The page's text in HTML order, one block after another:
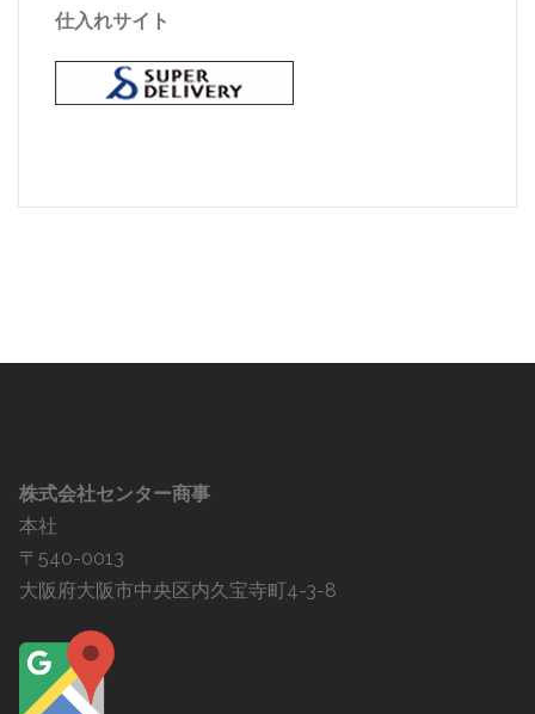
仕入れサイト
株式会社センター商事
本社
〒540-0013
大阪府大阪市中央区内久宝寺町4-3-8